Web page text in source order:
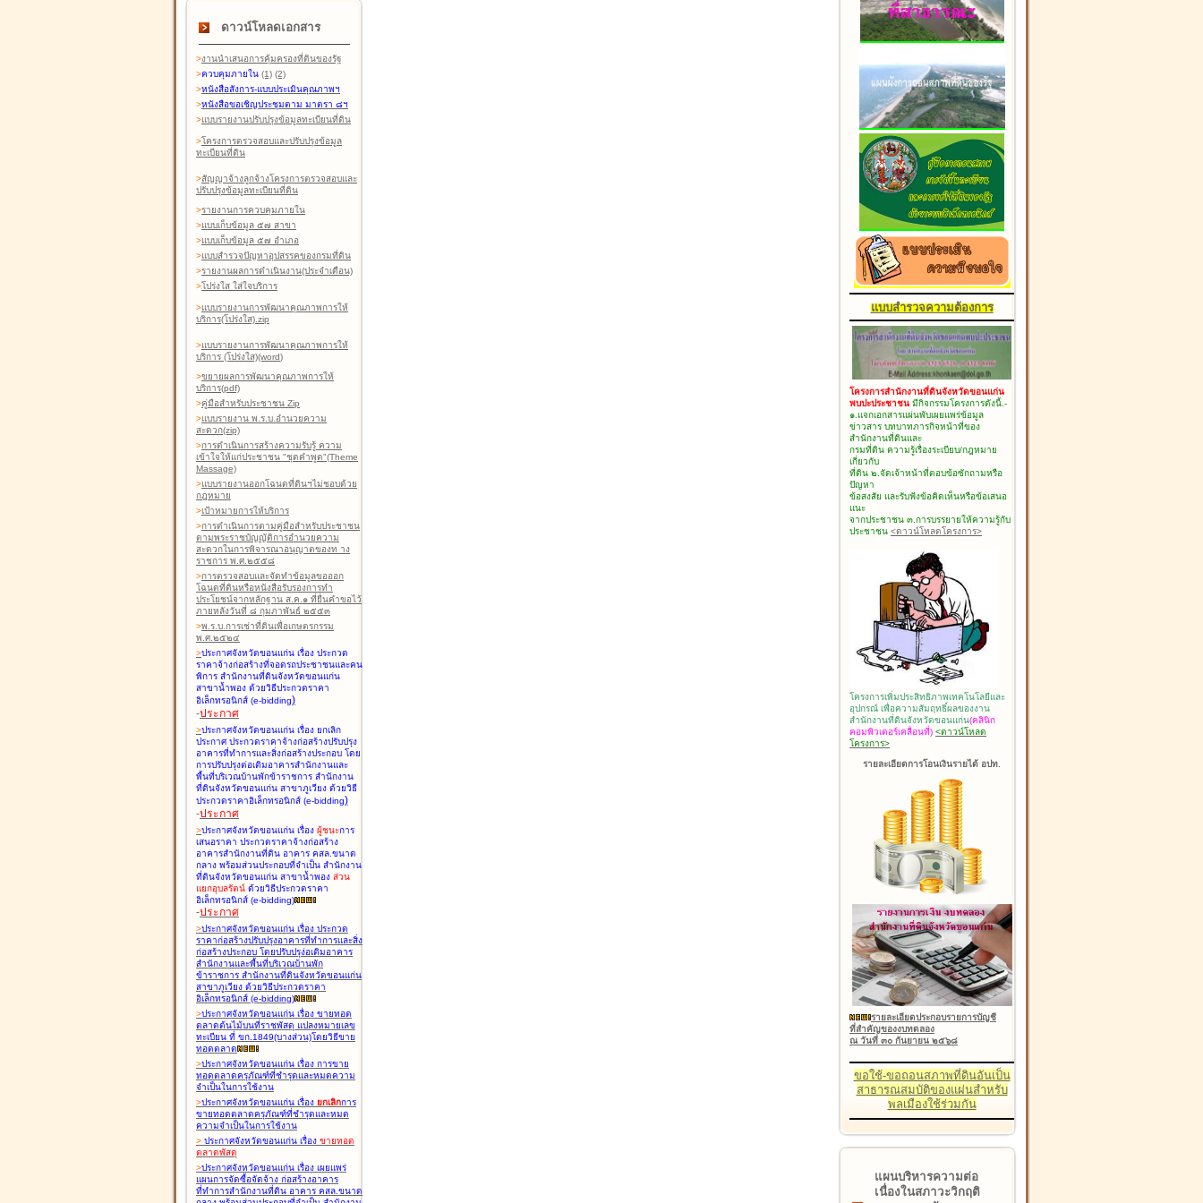
ดาวน์โหลดเอกสาร
>งานนำเสนอการคุ้มครองที่ดินของรัฐ
>ควบคุมภายใน (1) (2)
>หนังสือสังการ-แบบประเมินคุณภาพฯ
>หนังสือขอเชิญประชุมตาม มาตรา ๘ฯ
>แบบรายงานปรับปรุงข้อมูลทะเบียนที่ดิน
>โครงการตรวจสอบและปรับปรุงข้อมูล
ทะเบียนที่ดิน
>สัญญาจ้างลูกจ้างโครงการตรวจสอบและ
ปรับปรุงข้อมูลทะเบียนที่ดิน
>รายงานการควบคุมภายใน
>แบบเก็บข้อมูล ๕๗ สาขา
>แบบเก็บข้อมูล ๕๗ อำเภอ
>แบบสำรวจปัญหาอุปสรรคของกรมที่ดิน
>รายงานผลการดำเนินงาน(ประจำเดือน)
>โปร่งใส ใส่ใจบริการ
>แบบรายงานการพัฒนาคุณภาพการให้
บริการ(โปร่งใส).zip
>แบบรายงานการพัฒนาคุณภาพการให้
บริการ (โปร่งใส)(word)
>ขยายผลการพัฒนาคุณภาพการให้
บริการ(pdf)
>คู่มือสำหรับประชาชน Zip
>แบบรายงาน พ.ร.บ.อำนวยความ
สะดวก(zip)
>การดำเนินการสร้างความรับรู้ ความ
เข้าใจให้แก่ประชาชน "ชุดคำพูด"(Theme
Massage)
>แบบรายงานออกโฉนดที่ดินฯไม่ชอบด้วย
กฎหมาย
>เป้าหมายการให้บริการ
>การดำเนินการตามคู่มือสำหรับประชาชน
ตามพระราชบัญญัติการอำนวยความ
สะดวกในการพิจารณาอนุญาตของท าง
ราชการ พ.ศ.๒๕๕๘
>การตรวจสอบและจัดทำข้อมูลขอออก
โฉนดที่ดินหรือหนังสือรับรองการทำ
ประโยชน์จากหลักฐาน ส.ค.๑ ที่ยื่นคำขอไว้
ภายหลังวันที่ ๘ กุมภาพันธ์ ๒๕๕๓
>พ.ร.บ.การเช่าที่ดินเพื่อเกษตรกรรม
พ.ศ.๒๕๒๔
>ประกาศจังหวัดขอนแก่น เรื่อง ประกวด
ราคาจ้างก่อสร้างที่จอดรถประชาชนและคน
พิการ สำนักงานที่ดินจังหวัดขอนแก่น
สาขาน้ำพอง ด้วยวิธีประกวดราคา
อิเล็กทรอนิกส์ (e-bidding)
-ประกาศ
>ประกาศจังหวัดขอนแก่น เรื่อง ยกเลิก
ประกาศ ประกวดราคาจ้างก่อสร้างปรับปรุง
อาคารที่ทำการและสิ่งก่อสร้างประกอบ โดย
การปรับปรุงต่อเติมอาคารสำนักงานและ
พื้นที่บริเวณบ้านพักข้าราชการ สำนักงาน
ที่ดินจังหวัดขอนแก่น สาขาภูเวียง ด้วยวิธี
ประกวดราคาอิเล็กทรอนิกส์ (e-bidding)
-ประกาศ
>ประกาศจังหวัดขอนแก่น เรื่อง ผู้ชนะการ
เสนอราคา ประกวดราคาจ้างก่อสร้าง
อาคารสำนักงานที่ดิน อาคาร คสล.ขนาด
กลาง พร้อมส่วนประกอบที่จำเป็น สำนักงาน
ที่ดินจังหวัดขอนแก่น สาขาน้ำพอง ส่วน
แยกอุบลรัตน์ ด้วยวิธีประกวดราคา
อิเล็กทรอนิกส์ (e-bidding)
-ประกาศ
>ประกาศจังหวัดขอนแก่น เรื่อง ประกวด
ราคาก่อสร้างปรับปรุงอาคารที่ทำการและสิ่ง
ก่อสร้างประกอบ โดยปรับปรุง่อเติมอาคาร
สำนักงานและพื้นที่บริเวณบ้านพัก
ข้าราชการ สำนักงานที่ดินจังหวัดขอนแก่น
สาขาภูเวียง ด้วยวิธีประกวดราคา
อิเล็กทรอนิกส์ (e-bidding)
>ประกาศจังหวัดขอนแก่น เรื่อง ขายทอด
ตลาดต้นไม้บนที่ราชพัสดุ แปลงหมายเลข
ทะเบียน ที่ ขก.1849(บางส่วน)โดยวิธีขาย
ทอดตลาด
>ประกาศจังหวัดขอนแก่น เรื่อง การขาย
ทอดตลาดครุภัณฑ์ที่ชำรุดและหมดความ
จำเป็นในการใช้งาน
>ประกาศจังหวัดขอนแก่น เรื่อง ยกเลิกการ
ขายทอดตลาดครุภัณฑ์ที่ชำรุดและหมด
ความจำเป็นในการใช้งาน
> ประกาศจังหวัดขอนแก่น เรื่อง ขายทอด
ตลาดพัสดุ
>ประกาศจังหวัดขอนแก่น เรื่อง เผยแพร่
แผนการจัดซื้อจัดจ้าง ก่อสร้างอาคาร
ที่ทำการสำนักงานที่ดิน อาคาร คสล.ขนาด
แบบสำรวจความต้องการ
โครงการสำนักงานที่ดินจังหวัดขอนแก่น
พบปะประชาชน มีกิจกรรมโครงการดังนี้.-
๑.แจกเอกสารแผ่นพับเผยแพร่ข้อมูล
ข่าวสาร บทบาทภารกิจหน้าที่ของ
สำนักงานที่ดินและ
กรมที่ดิน ความรู้เรื่องระเบียบ/กฎหมาย
เกี่ยวกับ
ที่ดิน ๒.จัดเจ้าหน้าที่ตอบข้อซักถามหรือ
ปัญหา
ข้อสงสัย และรับฟังข้อคิดเห็นหรือข้อเสนอ
แนะ
จากประชาชน ๓.การบรรยายให้ความรู้กับ
ประชาชน <ดาวน์โหลดโครงการ>
โครงการเพิ่มประสิทธิภาพเทคโนโลยีและ
อุปกรณ์ เพื่อความสัมฤทธิ์ผลของงาน
สำนักงานที่ดินจังหวัดขอนแก่น(คลินิก
คอมพิวเตอร์เคลื่อนที่) <ดาวน์โหลด
โครงการ>
รายละเอียดการโอนเงินรายได้ อปท.
รายละเอียดประกอบรายการบัญชี
ที่สำคัญของงบทดลอง
ณ วันที่ ๓๐ กันยายน ๒๕๖๘
ขอใช้-ขอถอนสภาพที่ดินอันเป็น
สาธารณสมบัติของแผ่นสำหรับ
พลเมืองใช้ร่วมกัน
แผนบริหารความต่อ
เนื่องในสภาวะวิกฤติ